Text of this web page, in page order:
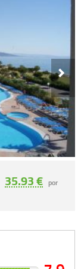
35.93 € por